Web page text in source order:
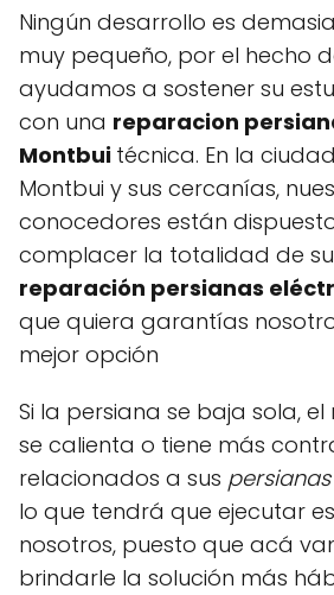
Ningún desarrollo es
muy pequeño, por el hecho
ayudamos a sostener su
con una reparacion
Montbui técnica. En la
Montbui y sus cercanías,
conocedores están
complacer la totalidad de
reparación persianas
que quiera garantías
mejor opción
Si la persiana se baja sola,
se calienta o tiene más
relacionados a sus
lo que tendrá que ejecutar
nosotros, puesto que acá
brindarle la solución más